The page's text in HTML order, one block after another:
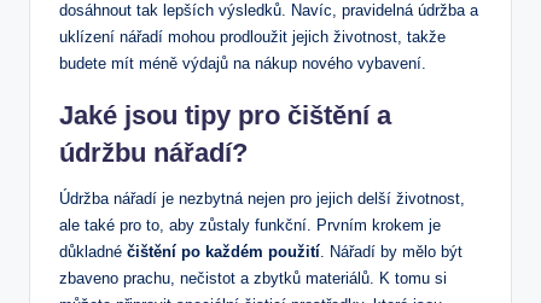
dosáhnout tak lepších výsledků. Navíc, pravidelná údržba a
uklízení nářadí mohou prodloužit jejich životnost, takže
budete mít méně výdajů na nákup nového vybavení.
Jaké jsou tipy pro čištění a
údržbu nářadí?
Údržba nářadí je nezbytná nejen pro jejich delší životnost,
ale také pro to, aby zůstaly funkční. Prvním krokem je
důkladné čištění po každém použití. Nářadí by mělo být
zbaveno prachu, nečistot a zbytků materiálů. K tomu si